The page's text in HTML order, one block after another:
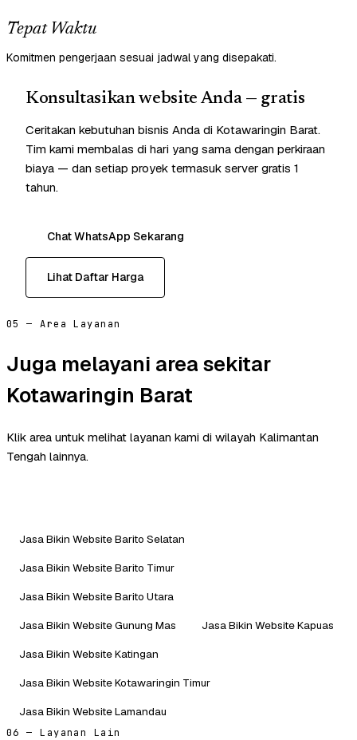
Tepat Waktu
Komitmen pengerjaan sesuai jadwal yang disepakati.
Konsultasikan website Anda — gratis
Ceritakan kebutuhan bisnis Anda di Kotawaringin Barat.
Tim kami membalas di hari yang sama dengan perkiraan
biaya — dan setiap proyek termasuk server gratis 1
tahun.
Chat WhatsApp Sekarang
Lihat Daftar Harga
05 — Area Layanan
Juga melayani area sekitar
Kotawaringin Barat
Klik area untuk melihat layanan kami di wilayah Kalimantan
Tengah lainnya.
Jasa Bikin Website Barito Selatan
Jasa Bikin Website Barito Timur
Jasa Bikin Website Barito Utara
Jasa Bikin Website Gunung Mas
Jasa Bikin Website Kapuas
Jasa Bikin Website Katingan
Jasa Bikin Website Kotawaringin Timur
Jasa Bikin Website Lamandau
06 — Layanan Lain